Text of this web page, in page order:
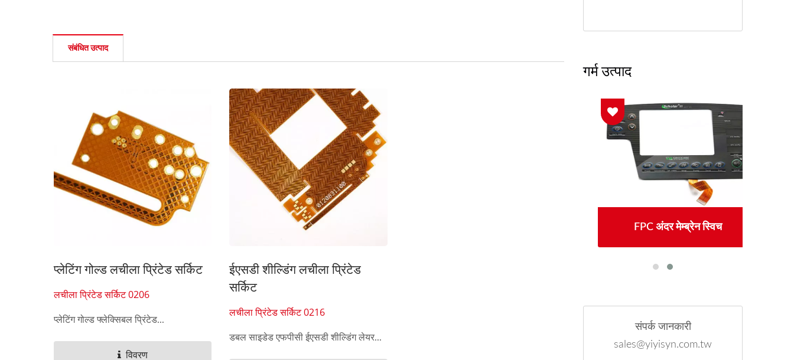
संबंधित उत्पाद
प्लेटिंग गोल्ड लचीला प्रिंटेड सर्किट
लचीला प्रिंटेड सर्किट 0206
प्लेटिंग गोल्ड फ्लेक्सिबल प्रिंटेड...
विवरण
ईएसडी शील्डिंग लचीला प्रिंटेड
सर्किट
लचीला प्रिंटेड सर्किट 0216
डबल साइडेड एफपीसी ईएसडी शील्डिंग लेयर...
गर्म उत्पाद
सेवन सेगमेंट डिस्प्ले मेम्ब्रेन स्विच FPC अंदर मेम्ब्रेन स्विच FPC अंदर मेम्ब्रेन स्विच
संपर्क जानकारी
sales@yiyisyn.com.tw